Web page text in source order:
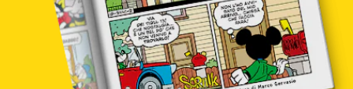
acquista